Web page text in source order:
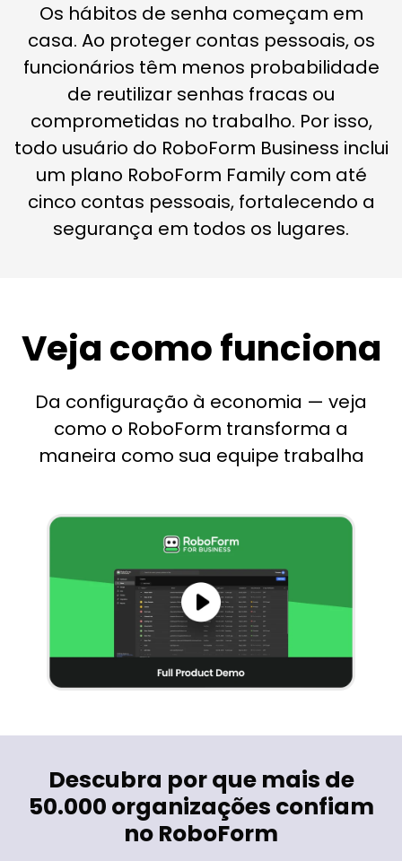
Os hábitos de senha começam em
casa. Ao proteger contas pessoais, os
funcionários têm menos probabilidade
de reutilizar senhas fracas ou
comprometidas no trabalho. Por isso,
todo usuário do RoboForm Business inclui
um plano RoboForm Family com até
cinco contas pessoais, fortalecendo a
segurança em todos os lugares.
Veja como funciona
Da configuração à economia — veja
como o RoboForm transforma a
maneira como sua equipe trabalha
Descubra por que mais de
50.000 organizações confiam
no RoboForm